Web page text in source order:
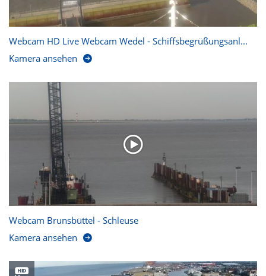
Webcam HD Live Webcam Wedel - Schiffsbegrüßungsanl...
Kamera ansehen
Webcam Brunsbüttel - Schleuse
Kamera ansehen